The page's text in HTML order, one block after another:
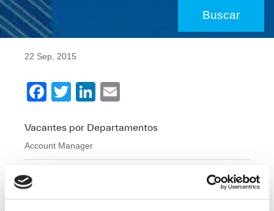
22 Sep, 2015
F
c
e
T
tt
er
Li
k
ail
Vacantes por Departamentos
Account Manager
Administración y Finanzas
Calidad